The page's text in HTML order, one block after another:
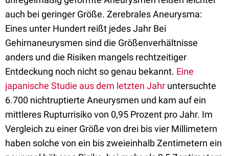
auch bei geringer Größe. Zerebrales Aneurysma:
Eines unter Hundert reißt jedes Jahr Bei
Gehirnaneurysmen sind die Größenverhältnisse
anders und die Risiken mangels rechtzeitiger
Entdeckung noch nicht so genau bekannt. Eine
japanische Studie aus dem letzten Jahr untersuchte
6.700 nichtruptierte Aneurysmen und kam auf ein
mittleres Rupturrisiko von 0,95 Prozent pro Jahr. Im
Vergleich zu einer Größe von drei bis vier Millimetern
haben solche von ein bis zweieinhalb Zentimetern ein